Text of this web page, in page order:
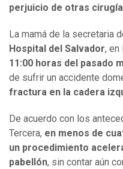
perjuicio de otras
La mamá de la secretaria
Hospital del Salvador, en
11:00 horas del pasado
de sufrir un accidente
fractura en la cadera
De acuerdo con los
Tercera, en menos de
un procedimiento
pabellón, sin contar aún